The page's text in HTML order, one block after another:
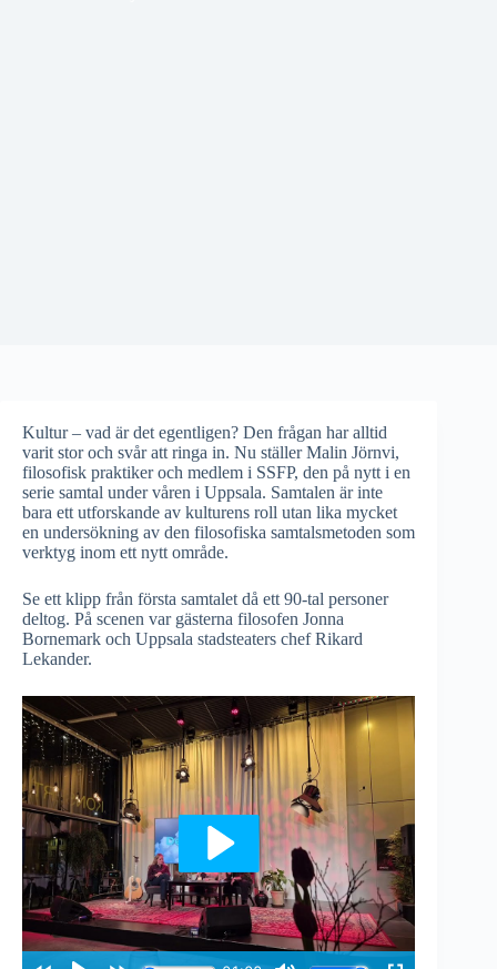
Kultur – vad är det egentligen? Den frågan har alltid
varit stor och svår att ringa in. Nu ställer Malin Jörnvi,
filosofisk praktiker och medlem i SSFP, den på nytt i en
serie samtal under våren i Uppsala. Samtalen är inte
bara ett utforskande av kulturens roll utan lika mycket
en undersökning av den filosofiska samtalsmetoden som
verktyg inom ett nytt område.
Se ett klipp från första samtalet då ett 90-tal personer
deltog. På scenen var gästerna filosofen Jonna
Bornemark och Uppsala stadsteaters chef Rikard
Lekander.